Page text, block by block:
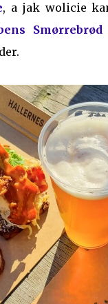
, a jak wolicie
Smørrebrød